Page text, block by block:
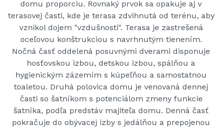
domu proporciu. Rovnaký prvok sa opakuje aj v
terasovej časti, kde je terasa zdvihnutá od terénu, aby
vznikol dojem "vzdušnosti". Terasa je zastrešená
oceľovou konštrukciou s navrhnutým tienením.
Nočná časť oddelená posuvnými dverami disponuje
hosťovskou izbou, detskou izbou, spálňou a
hygienickým zázemím s kúpeľňou a samostatnou
toaletou. Druhá polovica domu je venovaná dennej
časti so šatníkom s potenciálom zmeny funkcie
šatníka, podľa predstáv majiteľa domu. Denná časť
pokračuje do obývacej izby s jedálňou a prepojenou